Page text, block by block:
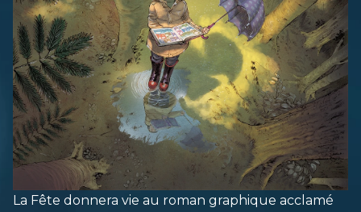
La Fête donnera vie au roman graphique acclamé